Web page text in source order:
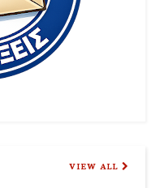
VIEW ALL